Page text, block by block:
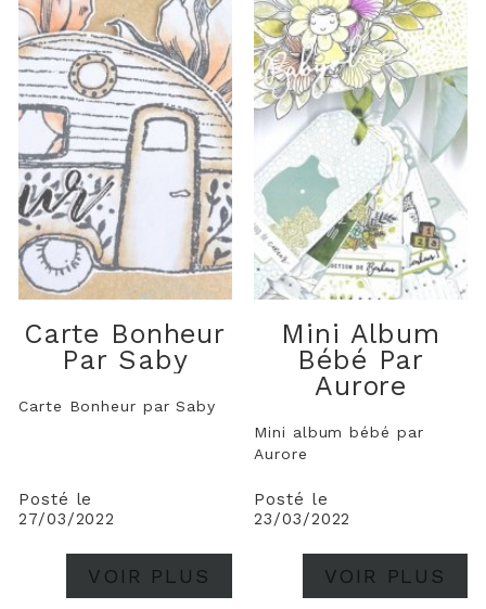
Carte Bonheur
Par Saby
Carte Bonheur par Saby
Posté le
27/03/2022
VOIR PLUS
Mini Album
Bébé Par
Aurore
Mini album bébé par
Aurore
Posté le
23/03/2022
VOIR PLUS